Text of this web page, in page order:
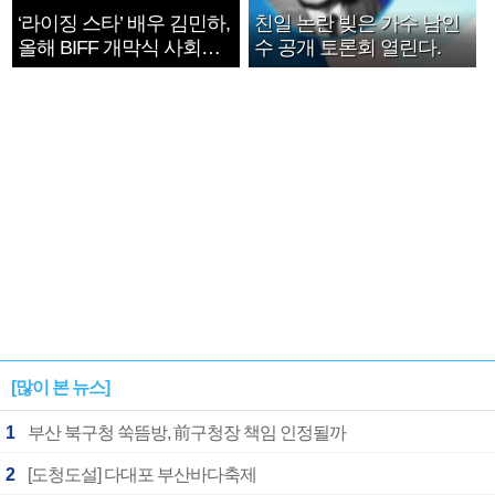
‘라이징 스타’ 배우 김민하,
올해 BIFF 개막식 사회자
확정
친일 논란 빚은 가수 남인
수 공개 토론회 열린다.
[많이 본 뉴스]
1 부산 북구청 쑥뜸방, 前구청장 책임 인정될까
2 [도청도설] 다대포 부산바다축제